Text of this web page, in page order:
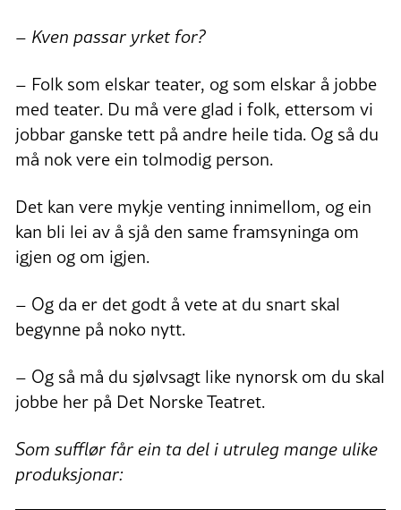
– Kven passar yrket for?
– Folk som elskar teater, og som elskar å jobbe
med teater. Du må vere glad i folk, ettersom vi
jobbar ganske tett på andre heile tida. Og så du
må nok vere ein tolmodig person.
Det kan vere mykje venting innimellom, og ein
kan bli lei av å sjå den same framsyninga om
igjen og om igjen.
– Og da er det godt å vete at du snart skal
begynne på noko nytt.
– Og så må du sjølvsagt like nynorsk om du skal
jobbe her på Det Norske Teatret.
Som sufflør får ein ta del i utruleg mange ulike
produksjonar: